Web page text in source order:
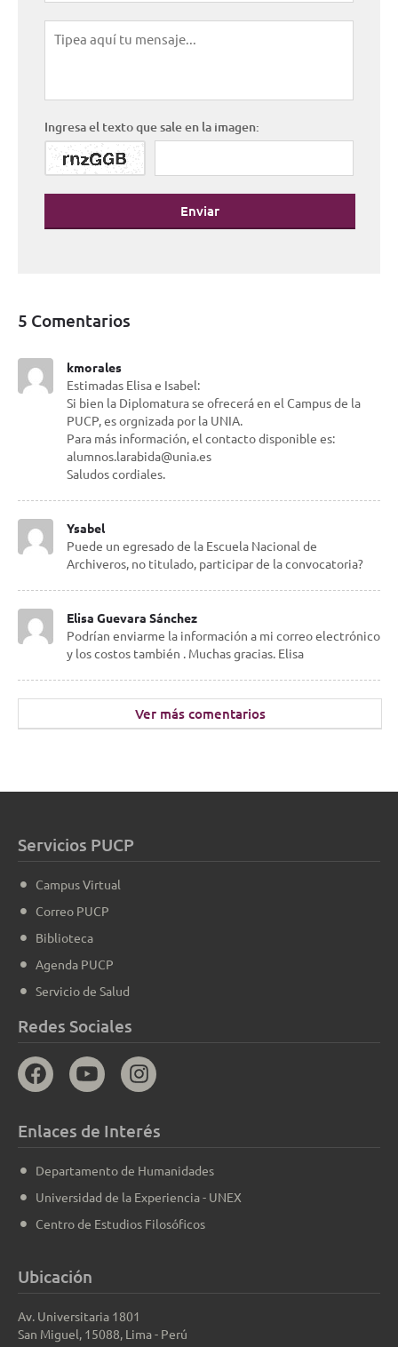
Ingresa el texto que sale en la imagen:
Enviar
5 Comentarios
kmorales
Estimadas Elisa e Isabel:
Si bien la Diplomatura se ofrecerá en el Campus de la
PUCP, es orgnizada por la UNIA.
Para más información, el contacto disponible es:
alumnos.larabida@unia.es
Saludos cordiales.
Ysabel
Puede un egresado de la Escuela Nacional de
Archiveros, no titulado, participar de la convocatoria?
Elisa Guevara Sánchez
Podrían enviarme la información a mi correo electrónico
y los costos también . Muchas gracias. Elisa
Ver más comentarios
Servicios PUCP
Campus Virtual
Correo PUCP
Biblioteca
Agenda PUCP
Servicio de Salud
Redes Sociales
Enlaces de Interés
Departamento de Humanidades
Universidad de la Experiencia - UNEX
Centro de Estudios Filosóficos
Ubicación
Av. Universitaria 1801
San Miguel, 15088, Lima - Perú